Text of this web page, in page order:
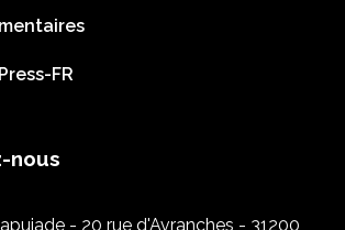
FR
nous
- 20 rue d'Avranches - 31200